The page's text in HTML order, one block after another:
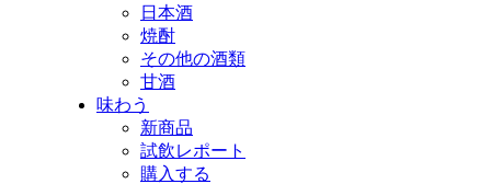
日本酒
焼酎
その他の酒類
甘酒
味わう
新商品
試飲レポート
購入する